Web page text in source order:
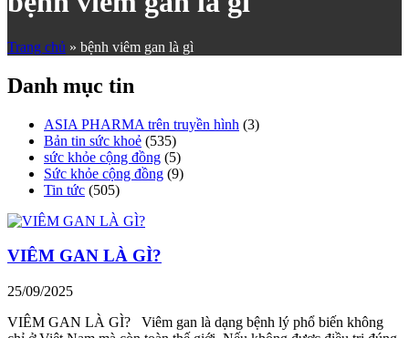
Trang chủ » bệnh viêm gan là gì
Danh mục tin
ASIA PHARMA trên truyền hình (3)
Bản tin sức khoẻ (535)
sức khỏe cộng đồng (5)
Sức khỏe cộng đồng (9)
Tin tức (505)
VIÊM GAN LÀ GÌ?
25/09/2025
VIÊM GAN LÀ GÌ? Viêm gan là dạng bệnh lý phổ biến không